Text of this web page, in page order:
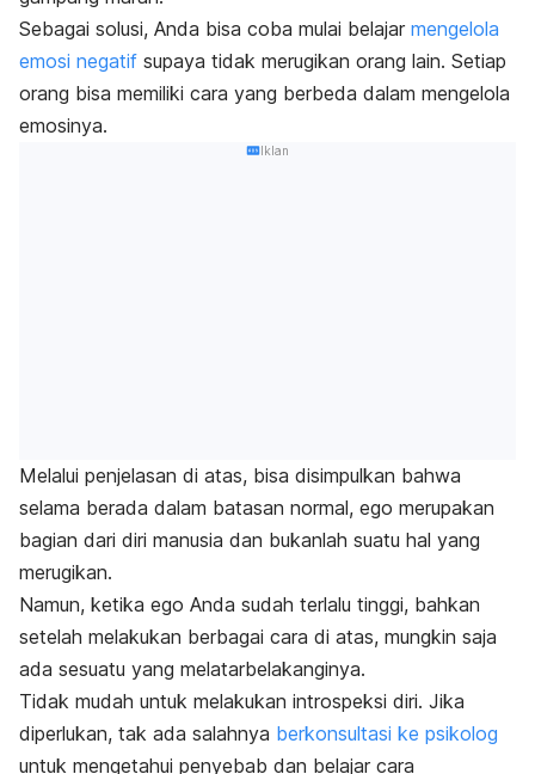
Sebagai solusi, Anda bisa coba mulai belajar mengelola
emosi negatif supaya tidak merugikan orang lain. Setiap
orang bisa memiliki cara yang berbeda dalam mengelola
emosinya.
Iklan
Melalui penjelasan di atas, bisa disimpulkan bahwa
selama berada dalam batasan normal, ego merupakan
bagian dari diri manusia dan bukanlah suatu hal yang
merugikan.
Namun, ketika ego Anda sudah terlalu tinggi, bahkan
setelah melakukan berbagai cara di atas, mungkin saja
ada sesuatu yang melatarbelakanginya.
Tidak mudah untuk melakukan introspeksi diri. Jika
diperlukan, tak ada salahnya berkonsultasi ke psikolog
untuk mengetahui penyebab dan belajar cara